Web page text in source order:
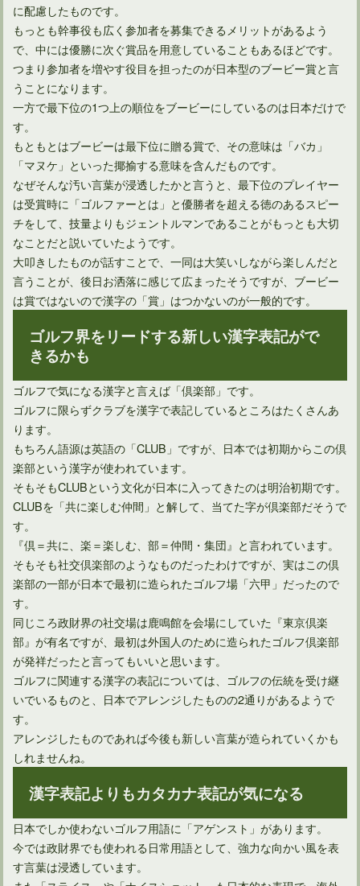
に配慮したものです。
もっとも幹事役も広く参加者を募集できるメリットがあるよう
で、中には優勝に次ぐ賞品を用意していることもあるほどです。
つまり参加者を増やす役目を担ったのが日本型のブービー賞と言
うことになります。
一方で最下位の1つ上の順位をブービーにしているのは日本だけで
す。
もともとはブービーは最下位に贈る賞で、その意味は「バカ」
「マヌケ」といった揶揄する意味を含んだものです。
なぜそんな汚い言葉が浸透したかと言うと、最下位のプレイヤー
は受賞時に「ゴルファーとは」と優勝者を超える徳のあるスピー
チをして、技量よりもジェントルマンであることがもっとも大切
なことだと説いていたようです。
大叩きしたものが話すことで、一同は大笑いしながら楽しんだと
言うことが、後日お洒落に感じて広まったそうですが、ブービー
は賞ではないので漢字の「賞」はつかないのが一般的です。
ゴルフ界をリードする新しい漢字表記がで
きるかも
ゴルフで気になる漢字と言えば「倶楽部」です。
ゴルフに限らずクラブを漢字で表記しているところはたくさんあ
ります。
もちろん語源は英語の「CLUB」ですが、日本では初期からこの倶
楽部という漢字が使われています。
そもそもCLUBという文化が日本に入ってきたのは明治初期です。
CLUBを「共に楽しむ仲間」と解して、当てた字が倶楽部だそうで
す。
『倶＝共に、楽＝楽しむ、部＝仲間・集団』と言われています。
そもそも社交倶楽部のようなものだったわけですが、実はこの倶
楽部の一部が日本で最初に造られたゴルフ場「六甲」だったので
す。
同じころ政財界の社交場は鹿鳴館を会場にしていた『東京倶楽
部』が有名ですが、最初は外国人のために造られたゴルフ倶楽部
が発祥だったと言ってもいいと思います。
ゴルフに関連する漢字の表記については、ゴルフの伝統を受け継
いでいるものと、日本でアレンジしたものの2通りがあるようで
す。
アレンジしたものであれば今後も新しい言葉が造られていくかも
しれませんね。
漢字表記よりもカタカナ表記が気になる
日本でしか使わないゴルフ用語に「アゲンスト」があります。
今では政財界でも使われる日常用語として、強力な向かい風を表
す言葉は浸透しています。